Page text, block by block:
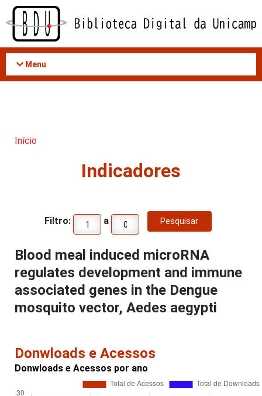
Acessar
conteúdo
Menu
Início
Indicadores
Filtro: a
Blood meal induced microRNA
regulates development and immune
associated genes in the Dengue
mosquito vector, Aedes aegypti
Donwloads e Acessos
Donwloads e Acessos por ano